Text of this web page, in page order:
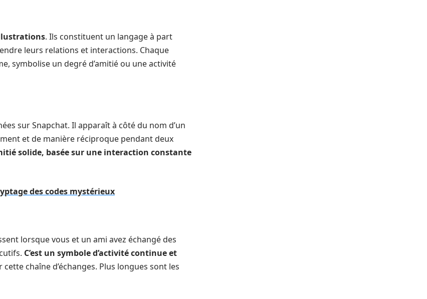
. Ils constituent un langage à part
leurs relations et interactions. Chaque
symbolise un degré d’amitié ou une activité
sur Snapchat. Il apparaît à côté du nom d’un
et de manière réciproque pendant deux
solide, basée sur une interaction constante
des codes mystérieux
lorsque vous et un ami avez échangé des
C’est un symbole d’activité continue et
chaîne d’échanges. Plus longues sont les